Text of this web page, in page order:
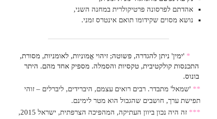
אהדתם לפרסונה פרטיקולרית במחנה השני,
נושא מסוים שקידומו תואם אינטרס זמני.
* 'ימין' ניתן להגדרה, פשוטה; זיהוי אֱמוניות, לאומניות, מסורת,
התכנסות קולקטיבית, טקסיות והסמלה. מספיק אחד מהם. היתר
בונוס.
** 'שמאל' מתבדר. רבים רואים עצמם, היברידים, ליברלים – זוהי
תפישת ערך, חושבים שהגבול הוא מטר לימינם.
***
זה היה נכון ביוון העתיקה, המהפיכה הצרפתית, ישראל 2015,